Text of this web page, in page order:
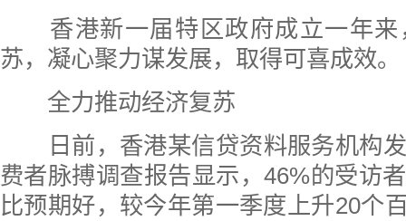
香港新一届特区政府成立一年来
苏，凝心聚力谋发展，取得可喜成效。
全力推动经济复苏
日前，香港某信贷资料服务机构发
费者脉搏调查报告显示，46%的受访
比预期好，较今年第一季度上升20个